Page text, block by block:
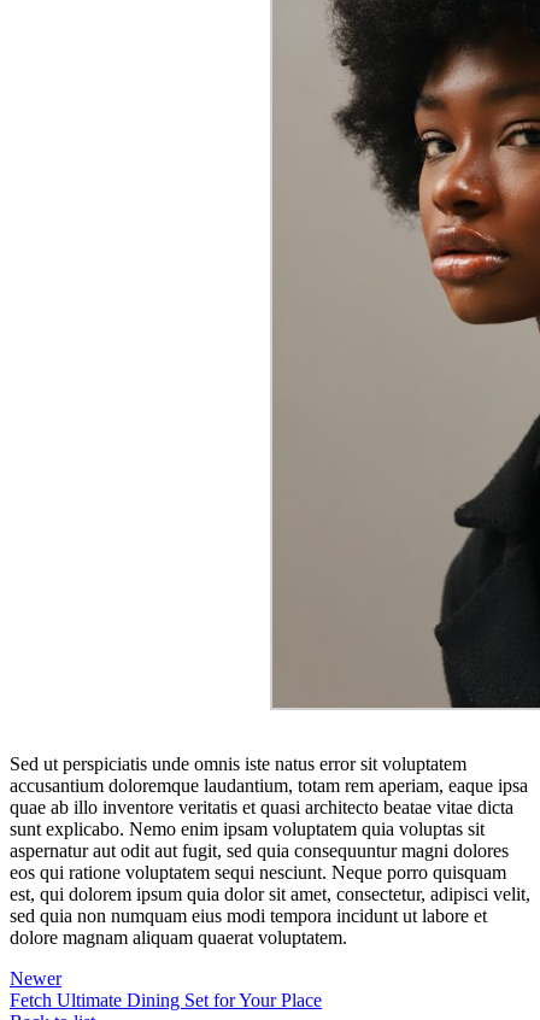
Sed ut perspiciatis unde omnis iste natus error sit voluptatem
accusantium doloremque laudantium, totam rem aperiam, eaque ipsa
quae ab illo inventore veritatis et quasi architecto beatae vitae dicta
sunt explicabo. Nemo enim ipsam voluptatem quia voluptas sit
aspernatur aut odit aut fugit, sed quia consequuntur magni dolores
eos qui ratione voluptatem sequi nesciunt. Neque porro quisquam
est, qui dolorem ipsum quia dolor sit amet, consectetur, adipisci velit,
sed quia non numquam eius modi tempora incidunt ut labore et
dolore magnam aliquam quaerat voluptatem.
Newer
Fetch Ultimate Dining Set for Your Place